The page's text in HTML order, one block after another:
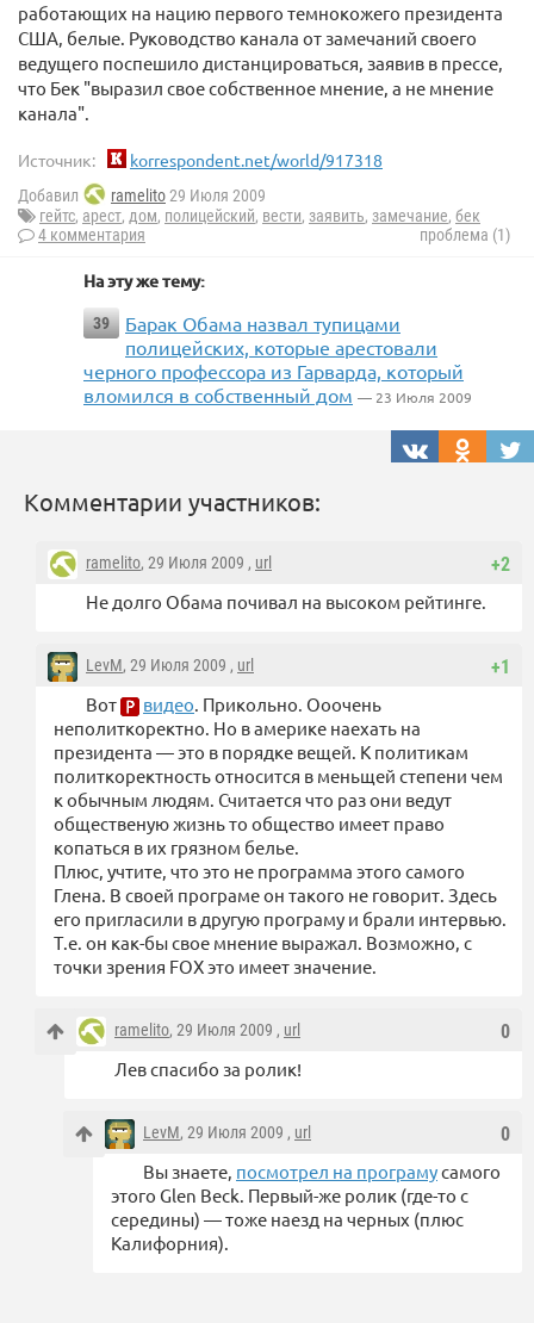
работающих на нацию первого темнокожего президента
США, белые. Руководство канала от замечаний своего
ведущего поспешило дистанцироваться, заявив в прессе,
что Бек "выразил свое собственное мнение, а не мнение
канала".
Источник: korrespondent.net/world/917318
Добавил ramelito29 Июля 2009
гейтс, арест, дом, полицейский, вести, заявить, замечание, бек
4 комментария
проблема (1)
На эту же тему:
39
Барак Обама назвал тупицами
полицейских, которые арестовали
черного профессора из Гарварда, который
вломился в собственный дом — 23 Июля 2009
Комментарии участников:
+2
ramelito, 29 Июля 2009 , url
Не долго Обама почивал на высоком рейтинге.
+1
LevM, 29 Июля 2009 , url
Вот видео. Прикольно. Ооочень
неполиткоректно. Но в америке наехать на
президента — это в порядке вещей. К политикам
политкоректность относится в меньщей степени чем
к обычным людям. Считается что раз они ведут
общественую жизнь то общество имеет право
копаться в их грязном белье.
Плюс, учтите, что это не программа этого самого
Глена. В своей програме он такого не говорит. Здесь
его пригласили в другую програму и брали интервью.
Т.е. он как-бы свое мнение выражал. Возможно, с
точки зрения FOX это имеет значение.
0
ramelito, 29 Июля 2009 , url
Лев спасибо за ролик!
0
LevM, 29 Июля 2009 , url
Вы знаете, посмотрел на програмусамого
этого Glen Beck. Первый-же ролик (где-то с
середины) — тоже наезд на черных (плюс
Калифорния).